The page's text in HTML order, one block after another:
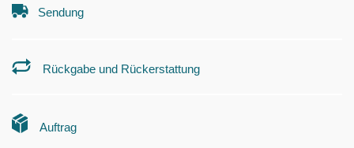
Sendung
Rückgabe und Rückerstattung
Auftrag